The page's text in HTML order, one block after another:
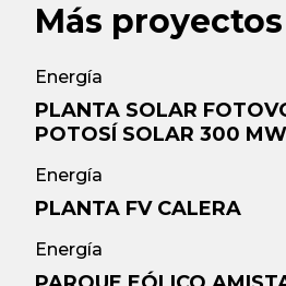
Más proyectos
Energía
PLANTA SOLAR
POTOSÍ SOLAR 300 MW
Energía
PLANTA FV CALERA
Energía